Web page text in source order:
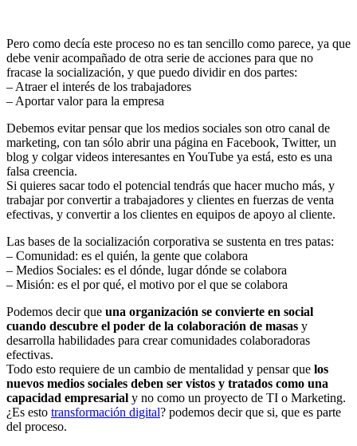
Pero como decía este proceso no es tan sencillo como parece, ya que
debe venir acompañado de otra serie de acciones para que no
fracase la socialización, y que puedo dividir en dos partes:
– Atraer el interés de los trabajadores
– Aportar valor para la empresa
Debemos evitar pensar que los medios sociales son otro canal de
marketing, con tan sólo abrir una página en Facebook, Twitter, un
blog y colgar videos interesantes en YouTube ya está, esto es una
falsa creencia.
Si quieres sacar todo el potencial tendrás que hacer mucho más, y
trabajar por convertir a trabajadores y clientes en fuerzas de venta
efectivas, y convertir a los clientes en equipos de apoyo al cliente.
Las bases de la socialización corporativa se sustenta en tres patas:
– Comunidad: es el quién, la gente que colabora
– Medios Sociales: es el dónde, lugar dónde se colabora
– Misión: es el por qué, el motivo por el que se colabora
Podemos decir que una organización se convierte en social
cuando descubre el poder de la colaboración de masas y
desarrolla habilidades para crear comunidades colaboradoras
efectivas.
Todo esto requiere de un cambio de mentalidad y pensar que los
nuevos medios sociales deben ser vistos y tratados como una
capacidad empresarial y no como un proyecto de TI o Marketing.
¿Es esto transformación digital? podemos decir que si, que es parte
del proceso.